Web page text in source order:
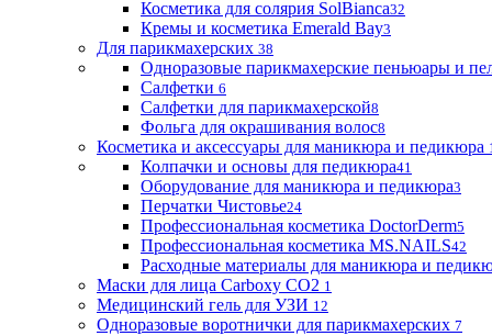
Косметика для солярия SolBianca32
Кремы и косметика Emerald Bay3
Для парикмахерских 38
Одноразовые парикмахерские пеньюары и
Салфетки 6
Салфетки для парикмахерской8
Фольга для окрашивания волос8
Косметика и аксессуары для маникюра и педикюра
Колпачки и основы для педикюра41
Оборудование для маникюра и педикюра3
Перчатки Чистовье24
Профессиональная косметика DoctorDerm5
Профессиональная косметика MS.NAILS42
Расходные материалы для маникюра и
Маски для лица Carboxy CO2 1
Медицинский гель для УЗИ 12
Одноразовые воротнички для парикмахерских 7